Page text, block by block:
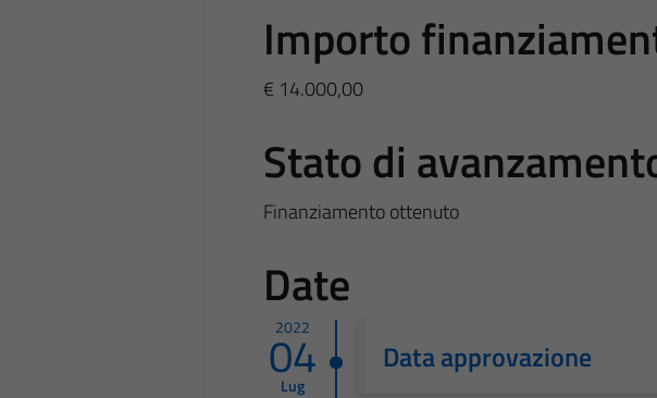
Importo
€ 14.000,00
Stato di
Finanziamento ottenuto
Date
2022
04
Lug
Data approvazione